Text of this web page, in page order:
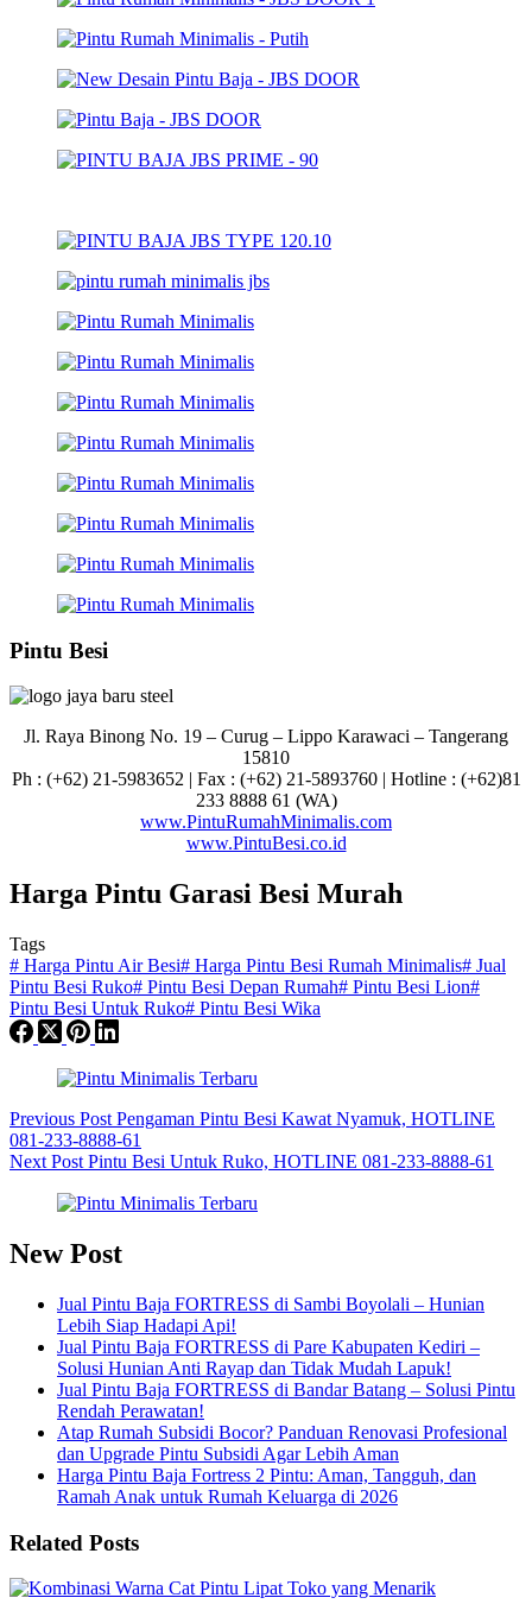
Pintu Besi
Jl. Raya Binong No. 19 – Curug – Lippo Karawaci – Tangerang
15810
Ph : (+62) 21-5983652 | Fax : (+62) 21-5893760 | Hotline : (+62)81
233 8888 61 (WA)
www.PintuRumahMinimalis.com
www.PintuBesi.co.id
Harga Pintu Garasi Besi Murah
Tags
# Harga Pintu Air Besi# Harga Pintu Besi Rumah Minimalis# Jual
Pintu Besi Ruko# Pintu Besi Depan Rumah# Pintu Besi Lion#
Pintu Besi Untuk Ruko# Pintu Besi Wika
Previous Post Pengaman Pintu Besi Kawat Nyamuk, HOTLINE
081-233-8888-61
Next Post Pintu Besi Untuk Ruko, HOTLINE 081-233-8888-61
New Post
Jual Pintu Baja FORTRESS di Sambi Boyolali – Hunian
Lebih Siap Hadapi Api!
Jual Pintu Baja FORTRESS di Pare Kabupaten Kediri –
Solusi Hunian Anti Rayap dan Tidak Mudah Lapuk!
Jual Pintu Baja FORTRESS di Bandar Batang – Solusi Pintu
Rendah Perawatan!
Atap Rumah Subsidi Bocor? Panduan Renovasi Profesional
dan Upgrade Pintu Subsidi Agar Lebih Aman
Harga Pintu Baja Fortress 2 Pintu: Aman, Tangguh, dan
Ramah Anak untuk Rumah Keluarga di 2026
Related Posts